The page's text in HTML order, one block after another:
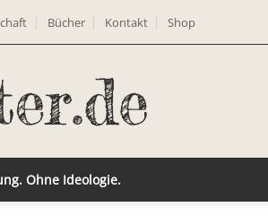
Bücher Kontakt Shop
Ohne Ideologie.